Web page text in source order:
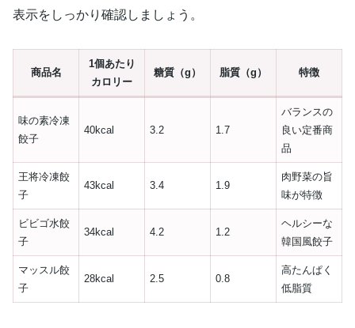
表示をしっかり確認しましょう。
商品名
1個あたり
カロリー
糖質（g） 脂質（g） 特徴
味の素冷凍
餃子
40kcal 3.2 1.7
バランスの
良い定番商
品
王将冷凍餃
子
43kcal 3.4 1.9
肉野菜の旨
味が特徴
ビビゴ水餃
子
34kcal 4.2 1.2
ヘルシーな
韓国風餃子
マッスル餃
子
28kcal 2.5 0.8
高たんぱく
低脂質